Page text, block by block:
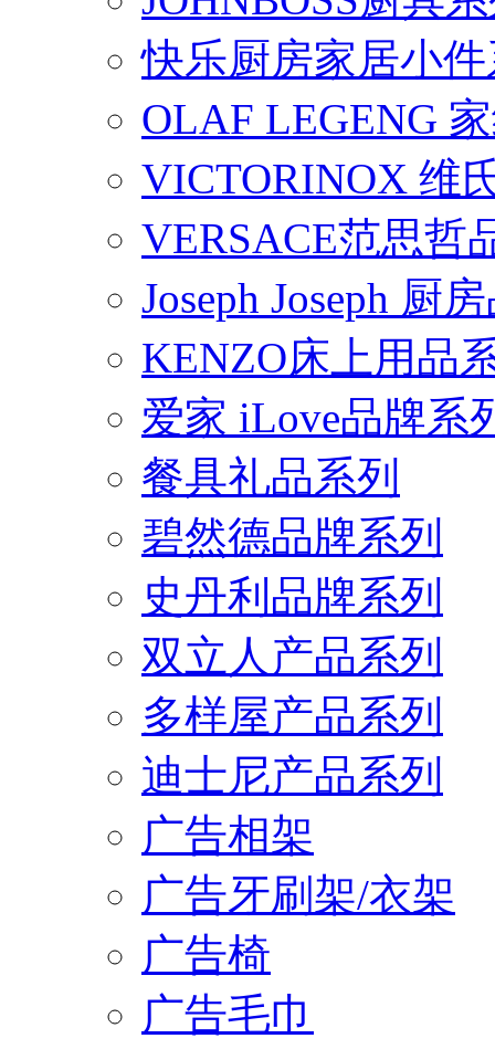
快乐厨房家居小
OLAF LEGENG
VICTORINOX 维
VERSACE范思哲
Joseph Joseph 厨
KENZO床上用品
爱家 iLove品牌系
餐具礼品系列
碧然德品牌系列
史丹利品牌系列
双立人产品系列
多样屋产品系列
迪士尼产品系列
广告相架
广告牙刷架/衣架
广告椅
广告毛巾